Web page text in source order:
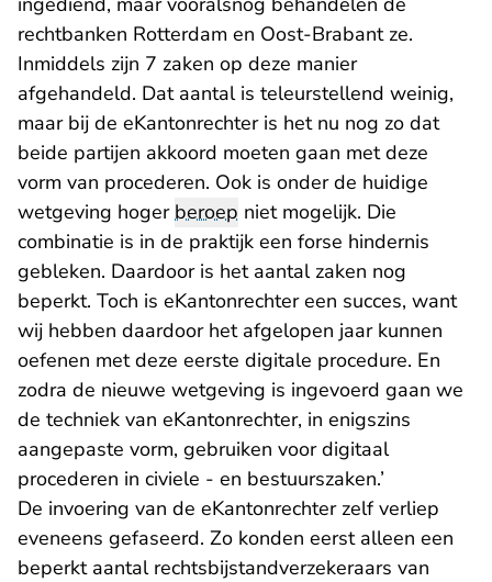
rechtbanken Rotterdam en Oost-Brabant ze.
Inmiddels zijn 7 zaken op deze manier
afgehandeld. Dat aantal is teleurstellend weinig,
maar bij de eKantonrechter is het nu nog zo dat
beide partijen akkoord moeten gaan met deze
vorm van procederen. Ook is onder de huidige
wetgeving hogerberoep niet mogelijk. Die
combinatie is in de praktijk een forse hindernis
gebleken. Daardoor is het aantal zaken nog
beperkt. Toch is eKantonrechter een succes, want
wij hebben daardoor het afgelopen jaar kunnen
oefenen met deze eerste digitale procedure. En
zodra de nieuwe wetgeving is ingevoerd gaan we
de techniek van eKantonrechter, in enigszins
aangepaste vorm, gebruiken voor digitaal
procederen in civiele - en bestuurszaken.’
De invoering van de eKantonrechter zelf verliep
eveneens gefaseerd. Zo konden eerst alleen een
beperkt aantal rechtsbijstandverzekeraars van